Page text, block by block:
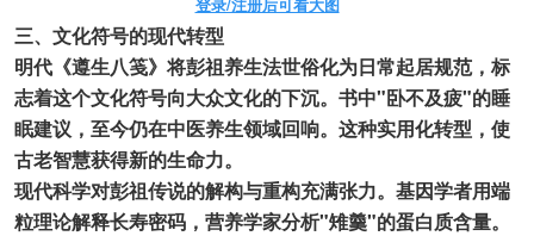
三、文化符号的现代转型
明代《遵生八笺》将彭祖养生法世俗化为日常起居规范，标
志着这个文化符号向大众文化的下沉。书中"卧不及疲"的睡
眠建议，至今仍在中医养生领域回响。这种实用化转型，使
古老智慧获得新的生命力。
现代科学对彭祖传说的解构与重构充满张力。基因学者用端
粒理论解释长寿密码，营养学家分析"雉羹"的蛋白质含量。